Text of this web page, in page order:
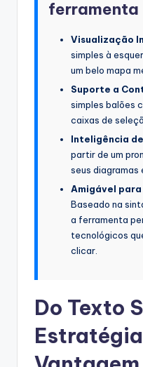
ferramenta
Visualização
simples à
um belo mapa
Suporte a
simples balões
caixas de
Inteligência
partir de um
seus diagramas
Amigável
Baseado na
a ferramenta
tecnológicos
clicar.
Do Texto